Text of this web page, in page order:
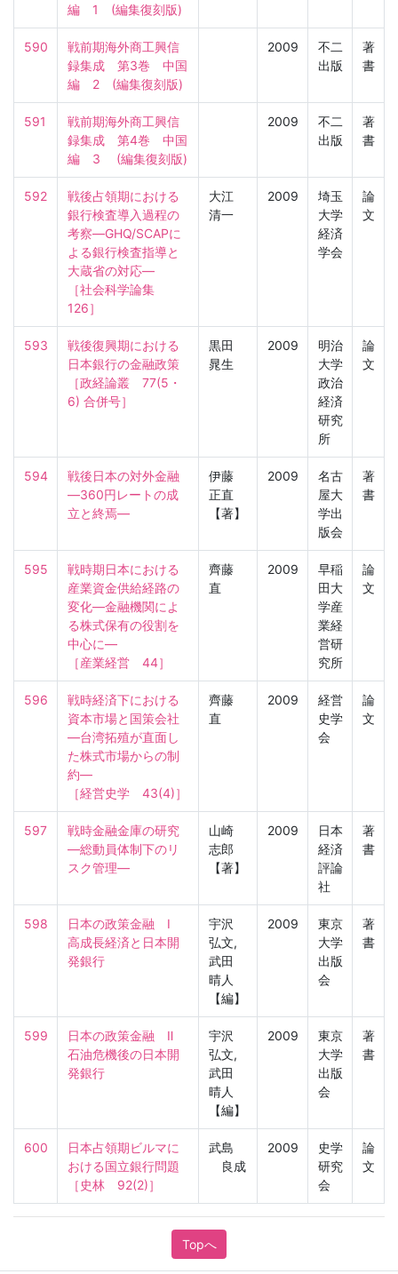
編　1　(編集復刻版)
590
戦前期海外商工興信
録集成　第3巻　中国
編　2　(編集復刻版)
2009
不二
出版
著
書
591
戦前期海外商工興信
録集成　第4巻　中国
編　3 　(編集復刻版)
2009
不二
出版
著
書
592
戦後占領期における
銀行検査導入過程の
考察―GHQ/SCAPに
よる銀行検査指導と
大蔵省の対応―
［社会科学論集
126］
大江
清一
2009
埼玉
大学
経済
学会
論
文
593
戦後復興期における
日本銀行の金融政策
［政経論叢　77(5・
6) 合併号］
黒田
晁生
2009
明治
大学
政治
経済
研究
所
論
文
594
戦後日本の対外金融
―360円レートの成
立と終焉―
伊藤
正直
【著】
2009
名古
屋大
学出
版会
著
書
595
戦時期日本における
産業資金供給経路の
変化―金融機関によ
る株式保有の役割を
中心に―
［産業経営　44］
齊藤
直
2009
早稲
田大
学産
業経
営研
究所
論
文
596
戦時経済下における
資本市場と国策会社
―台湾拓殖が直面し
た株式市場からの制
約―
［経営史学　43(4)］
齊藤
直
2009
経営
史学
会
論
文
597
戦時金融金庫の研究
―総動員体制下のリ
スク管理―
山崎
志郎
【著】
2009
日本
経済
評論
社
著
書
598
日本の政策金融　Ⅰ
高成長経済と日本開
発銀行
宇沢
弘文,
武田
晴人
【編】
2009
東京
大学
出版
会
著
書
599
日本の政策金融　Ⅱ
石油危機後の日本開
発銀行
宇沢
弘文,
武田
晴人
【編】
2009
東京
大学
出版
会
著
書
600
日本占領期ビルマに
おける国立銀行問題
［史林　92(2)］
武島
良成
2009
史学
研究
会
論
文
Topへ